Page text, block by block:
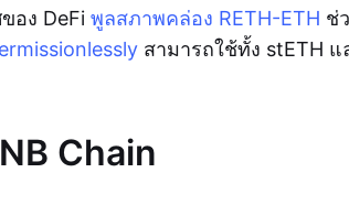
อง DeFi พูลสภาพคล่อง RETH-ETH ช่
สามารถใช้ทั้ง stETH แ
Chain